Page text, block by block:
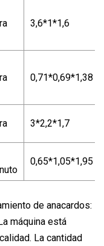
3,6*1*1,6
0,71*0,69*1,38
3*2,2*1,7
0,65*1,05*1,95
de anacardos:
máquina está
La cantidad